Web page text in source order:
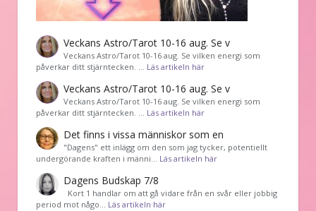
Veckans Astro/Tarot 10-16 aug. Se v
Veckans Astro/Tarot 10-16 aug. Se vilken energi som
påverkar ditt stjärntecken. … Läs artikeln här
Veckans Astro/Tarot 10-16 aug. Se v
Veckans Astro/Tarot 10-16 aug. Se vilken energi som
påverkar ditt stjärntecken. … Läs artikeln här
Det finns i vissa människor som en
"Dagens" ett inlägg om den som jag tycker, potentiellt
undergörande kraften i männi… Läs artikeln här
Dagens Budskap 7/8
Kort 1 handlar om att gå vidare från en svår eller jobbig
period mot någo… Läs artikeln här